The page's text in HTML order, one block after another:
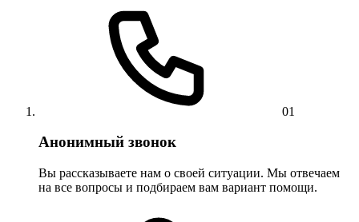
01
Анонимный звонок
Вы рассказываете нам о своей ситуации. Мы отвечаем
на все вопросы и подбираем вам вариант помощи.